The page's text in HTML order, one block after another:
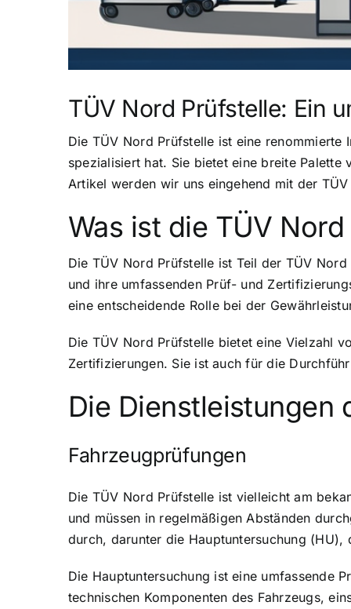
TÜV Nord Prüfstelle: Ein
Die TÜV Nord Prüfstelle ist eine
spezialisiert hat. Sie bietet eine breite Palette
Artikel werden wir uns eingehend mit der
Was ist die TÜV
Die TÜV Nord Prüfstelle ist Teil der TÜV
und ihre umfassenden Prüf- und
eine entscheidende Rolle bei der
Die TÜV Nord Prüfstelle bietet eine Vielzahl
Zertifizierungen. Sie ist auch für die
Die Dienstleistungen
Fahrzeugprüfungen
Die TÜV Nord Prüfstelle ist vielleicht am
und müssen in regelmäßigen Abständen
durch, darunter die Hauptuntersuchung
Die Hauptuntersuchung ist eine umfassende
technischen Komponenten des Fahrzeugs,